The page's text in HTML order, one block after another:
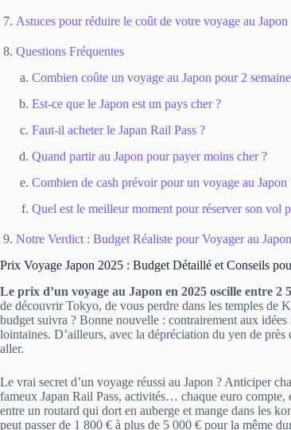
Astuces pour réduire le coût de votre voyage au Japon
Questions Fréquentes
Combien coûte un voyage au Japon pour 2
Est-ce que le Japon est un pays cher ?
Faut-il acheter le Japan Rail Pass ?
Quand partir au Japon pour payer moins cher ?
Combien de cash prévoir pour un voyage au Japon
Quel est le meilleur moment pour réserver son vol
Notre Verdict : Budget Réaliste pour Voyager au
Prix Voyage Japon 2025 : Budget Détaillé et Conseils
Le prix d’un voyage au Japon en 2025 oscille entre 2
de découvrir Tokyo, de vous perdre dans les temples de
budget suivra ? Bonne nouvelle : contrairement aux idées
lointaines. D’ailleurs, avec la dépréciation du yen de
aller.
Le vrai secret d’un voyage réussi au Japon ? Anticiper
fameux Japan Rail Pass, activités… chaque euro compte,
entre un routard qui dort en auberge et mange dans les
peut passer de 1 800 € à plus de 5 000 € pour la même